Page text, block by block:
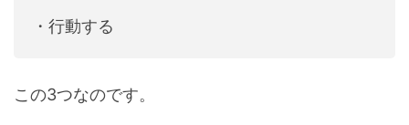
・行動する
この3つなのです。